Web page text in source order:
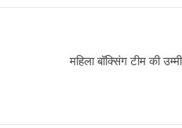
महिला बॉक्सिंग टीम की